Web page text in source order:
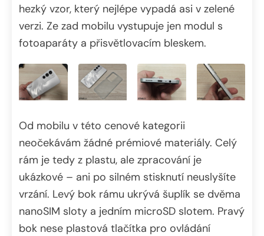
hezký vzor, který nejlépe vypadá asi v zelené
verzi. Ze zad mobilu vystupuje jen modul s
fotoaparáty a přisvětlovacím bleskem.
Od mobilu v této cenové kategorii
neočekávám žádné prémiové materiály. Celý
rám je tedy z plastu, ale zpracování je
ukázkové – ani po silném stisknutí neuslyšíte
vrzání. Levý bok rámu ukrývá šuplík se dvěma
nanoSIM sloty a jedním microSD slotem. Pravý
bok nese plastová tlačítka pro ovládání